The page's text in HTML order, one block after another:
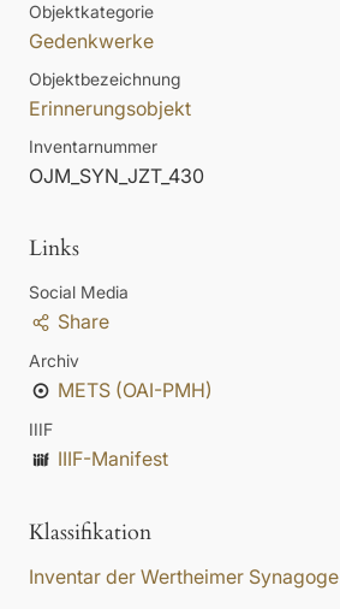
Objektkategorie
Gedenkwerke
Objektbezeichnung
Erinnerungsobjekt
Inventarnummer
OJM_SYN_JZT_430
Links
Social Media
Share
Archiv
METS (OAI-PMH)
IIIF
IIIF-Manifest
Klassifikation
Inventar der Wertheimer Synagoge